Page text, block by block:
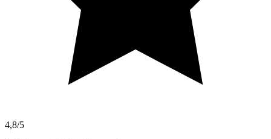
4,8/5